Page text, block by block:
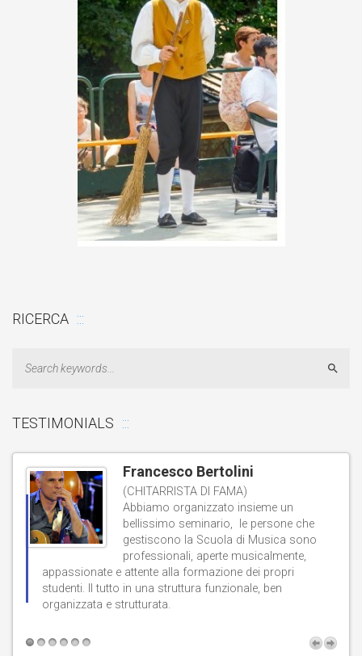
RICERCA
TESTIMONIALS
Francesco Bertolini
(CHITARRISTA DI FAMA)
Abbiamo organizzato insieme un
bellissimo seminario, le persone che
gestiscono la Scuola di Musica sono
professionali, aperte musicalmente,
appassionate e attente alla formazione dei propri
studenti. Il tutto in una struttura funzionale, ben
organizzata e strutturata.